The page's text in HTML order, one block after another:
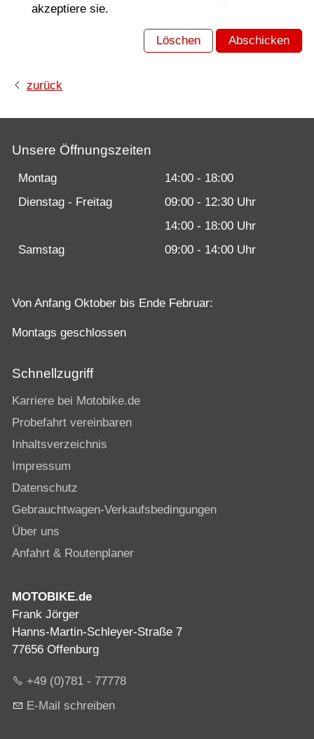
akzeptiere sie.
Löschen Abschicken
zurück
Unsere Öffnungszeiten
Montag
14:00 - 18:00
Dienstag - Freitag
09:00 - 12:30 Uhr
14:00 - 18:00 Uhr
Samstag
09:00 - 14:00 Uhr
Von Anfang Oktober bis Ende Februar:
Montags geschlossen
Schnellzugriff
Karriere bei Motobike.de
Probefahrt vereinbaren
Inhaltsverzeichnis
Impressum
Datenschutz
Gebrauchtwagen-Verkaufsbedingungen
Über uns
Anfahrt & Routenplaner
MOTOBIKE.de
Frank Jörger
Hanns-Martin-Schleyer-Straße 7
77656 Offenburg
+49 (0)781 - 77778
E-Mail schreiben